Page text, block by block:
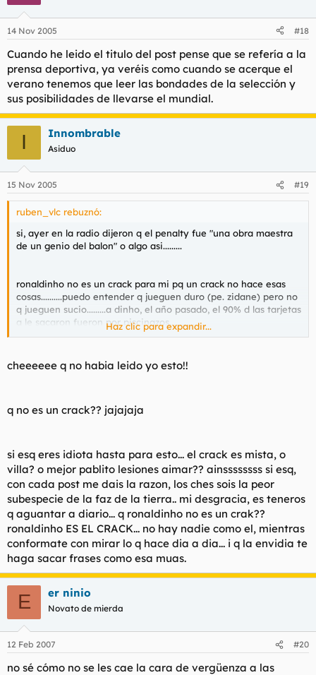
14 Nov 2005 #18
Cuando he leido el titulo del post pense que se refería a la
prensa deportiva, ya veréis como cuando se acerque el
verano tenemos que leer las bondades de la selección y
sus posibilidades de llevarse el mundial.
I Innombrable
Asiduo
15 Nov 2005 #19
ruben_vlc rebuznó:
si, ayer en la radio dijeron q el penalty fue "una obra maestra
de un genio del balon" o algo asi.........
ronaldinho no es un crack para mi pq un crack no hace esas
cosas..........puedo entender q jueguen duro (pe. zidane) pero no
q jueguen sucio.........a dinho, el año pasado, el 90% d las tarjetas
q le sacaron fueron por piscinazos.............
yo creo q deberia cambiar su actitud o, como ha dicho
pandani, q le metieran 4 partidos d sancion por bobo y las
Haz clic para expandir...
cheeeeee q no habia leido yo esto!!
q no es un crack?? jajajaja
si esq eres idiota hasta para esto... el crack es mista, o
villa? o mejor pablito lesiones aimar?? ainssssssss si esq,
con cada post me dais la razon, los ches sois la peor
subespecie de la faz de la tierra.. mi desgracia, es teneros
q aguantar a diario... q ronaldinho no es un crak??
ronaldinho ES EL CRACK... no hay nadie como el, mientras
conformate con mirar lo q hace dia a dia... i q la envidia te
haga sacar frases como esa muas.
E er ninio
Novato de mierda
12 Feb 2007 #20
no sé cómo no se les cae la cara de vergüenza a las